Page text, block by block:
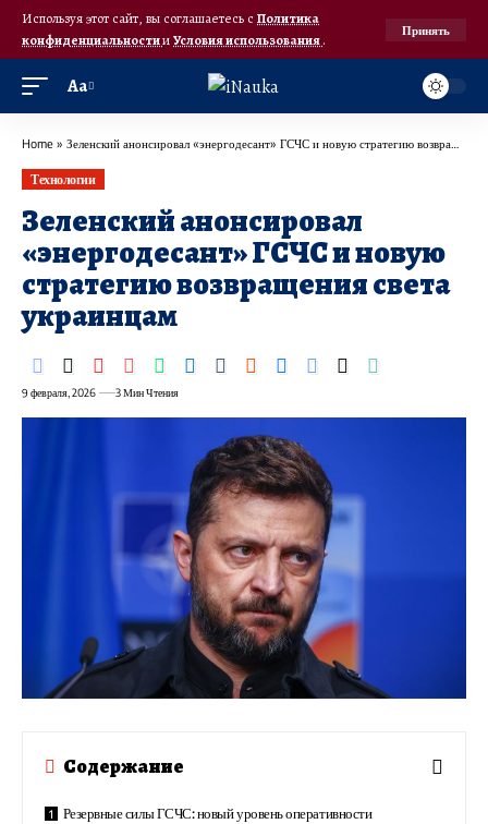
Используя этот сайт, вы соглашаетесь с Политика
конфиденциальностииУсловия использования.
Принять
Аа
Home » Зеленский анонсировал «энергодесант» ГСЧС и новую стратегию возвращения света украинцам
Технологии
Зеленский анонсировал
«энергодесант» ГСЧС и новую
стратегию возвращения света
украинцам
9 февраля, 2026 3 Мин Чтения
Содержание
Резервные силы ГСЧС: новый уровень оперативности